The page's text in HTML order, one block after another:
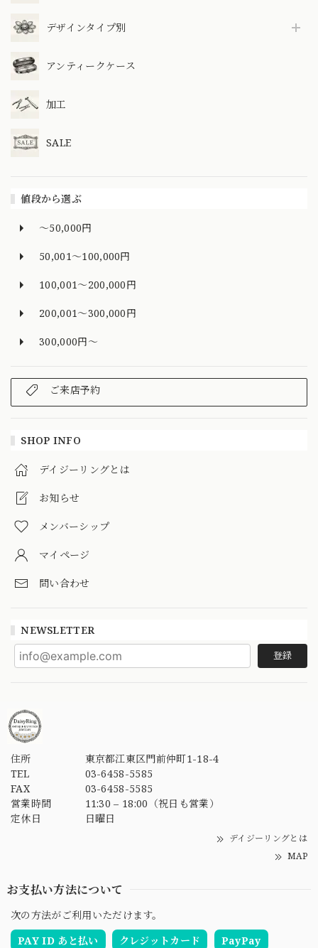
デザインタイプ別
アンティークケース
加工
SALE
値段から選ぶ
～50,000円
50,001～100,000円
100,001～200,000円
200,001～300,000円
300,000円～
ご来店予約
SHOP INFO
デイジーリングとは
お知らせ
メンバーシップ
マイページ
問い合わせ
NEWSLETTER
登録
住所
東京都江東区門前仲町1-18-4
TEL
03-6458-5585
FAX
03-6458-5585
営業時間
11:30 – 18:00（祝日も営業）
定休日
日曜日
デイジーリングとは
MAP
お支払い方法について
次の方法がご利用いただけます。
PAY ID あと払い
クレジットカード PayPay